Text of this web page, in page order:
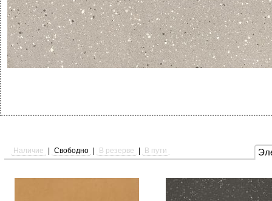
Наличие Свободно В резерве В пути